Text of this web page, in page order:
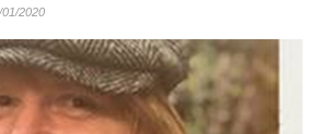
2020